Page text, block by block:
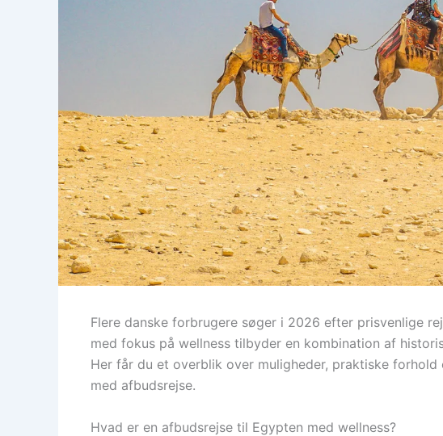
Flere danske forbrugere søger i 2026 efter prisvenlige
med fokus på wellness tilbyder en kombination af
Her får du et overblik over muligheder, praktiske
med afbudsrejse.
Hvad er en afbudsrejse til Egypten med wellness?